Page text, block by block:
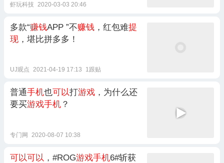
虾玩科技 2020-03-03 20:46
多款“赚钱APP ”不赚钱 ，红包难提
现 ，堪比拼多多！
UJ观点 2021-04-19 17:13 1跟贴
普通手机也可以打游戏 ，为什么还
要买游戏手机 ？
专门网 2020-08-07 10:38
可以可以 ，#ROG游戏手机6#斩获